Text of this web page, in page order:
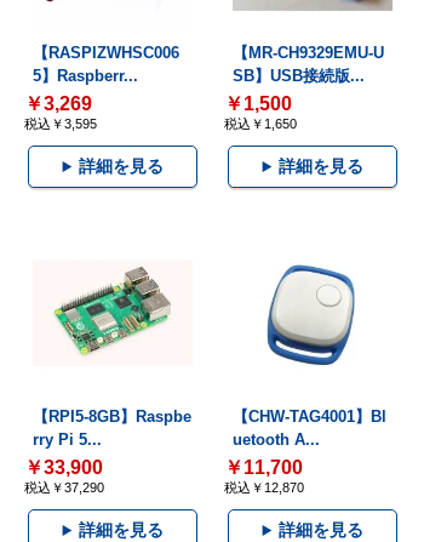
【RASPIZWHSC006
5】Raspberr...
￥3,269
税込￥3,595
詳細を見る
【MR-CH9329EMU-U
SB】USB接続版...
￥1,500
税込￥1,650
詳細を見る
【RPI5-8GB】Raspbe
rry Pi 5...
￥33,900
税込￥37,290
詳細を見る
【CHW-TAG4001】Bl
uetooth A...
￥11,700
税込￥12,870
詳細を見る